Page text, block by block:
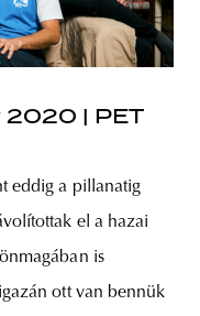
| PET
eddig a pillanatig
el a hazai
is
ott van bennük